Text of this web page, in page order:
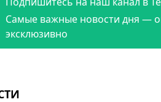
Самые важные новости дня —
эксклюзивно